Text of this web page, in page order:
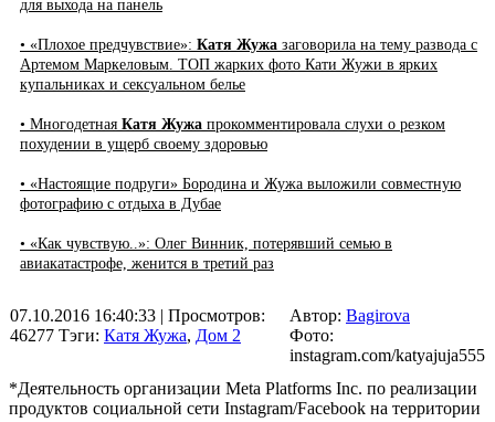
для выхода на панель
• «Плохое предчувствие»: Катя Жужа заговорила на тему развода с
Артемом Маркеловым. ТОП жарких фото Кати Жужи в ярких
купальниках и сексуальном белье
• Многодетная Катя Жужа прокомментировала слухи о резком
похудении в ущерб своему здоровью
• «Настоящие подруги» Бородина и Жужа выложили совместную
фотографию с отдыха в Дубае
• «Как чувствую..»: Олег Винник, потерявший семью в
авиакатастрофе, женится в третий раз
07.10.2016 16:40:33 | Просмотров:
46277 Тэги: Катя Жужа, Дом 2
Автор: Bagirova
Фото:
instagram.com/katyajuja555
*Деятельность организации Meta Platforms Inc. по реализации
продуктов социальной сети Instagram/Facebook на территории